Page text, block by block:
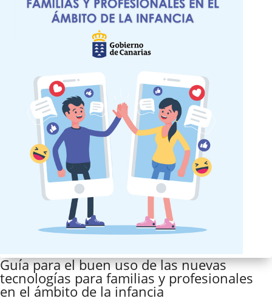
Guía para el buen uso de las nuevas
tecnologías para familias y profesionales
en el ámbito de la infancia